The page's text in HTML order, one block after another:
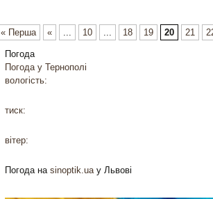
« Перша « ... 10 ... 18 19 20 21
Погода
Погода у Тернополі
вологість:
тиск:
вітер:
Погода на sinoptik.uaу Львові